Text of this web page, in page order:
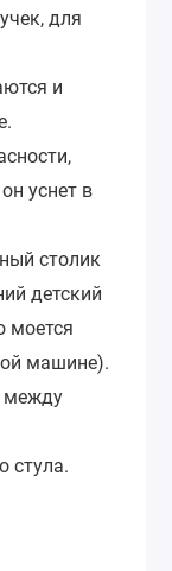
для
и
уснет в
столик
детский
моется
машине).
между
стула.